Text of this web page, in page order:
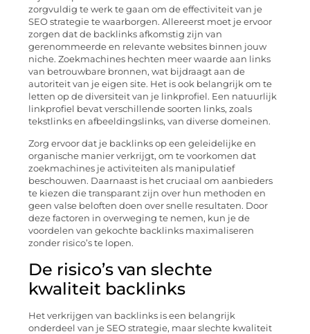
zorgvuldig te werk te gaan om de effectiviteit van je
SEO strategie te waarborgen. Allereerst moet je ervoor
zorgen dat de backlinks afkomstig zijn van
gerenommeerde en relevante websites binnen jouw
niche. Zoekmachines hechten meer waarde aan links
van betrouwbare bronnen, wat bijdraagt aan de
autoriteit van je eigen site. Het is ook belangrijk om te
letten op de diversiteit van je linkprofiel. Een natuurlijk
linkprofiel bevat verschillende soorten links, zoals
tekstlinks en afbeeldingslinks, van diverse domeinen.
Zorg ervoor dat je backlinks op een geleidelijke en
organische manier verkrijgt, om te voorkomen dat
zoekmachines je activiteiten als manipulatief
beschouwen. Daarnaast is het cruciaal om aanbieders
te kiezen die transparant zijn over hun methoden en
geen valse beloften doen over snelle resultaten. Door
deze factoren in overweging te nemen, kun je de
voordelen van gekochte backlinks maximaliseren
zonder risico’s te lopen.
De risico’s van slechte
kwaliteit backlinks
Het verkrijgen van backlinks is een belangrijk
onderdeel van je SEO strategie, maar slechte kwaliteit